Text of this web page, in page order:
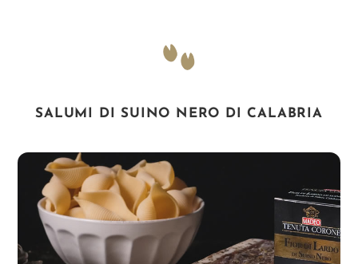
SALUMI DI SUINO NERO DI CALABRIA